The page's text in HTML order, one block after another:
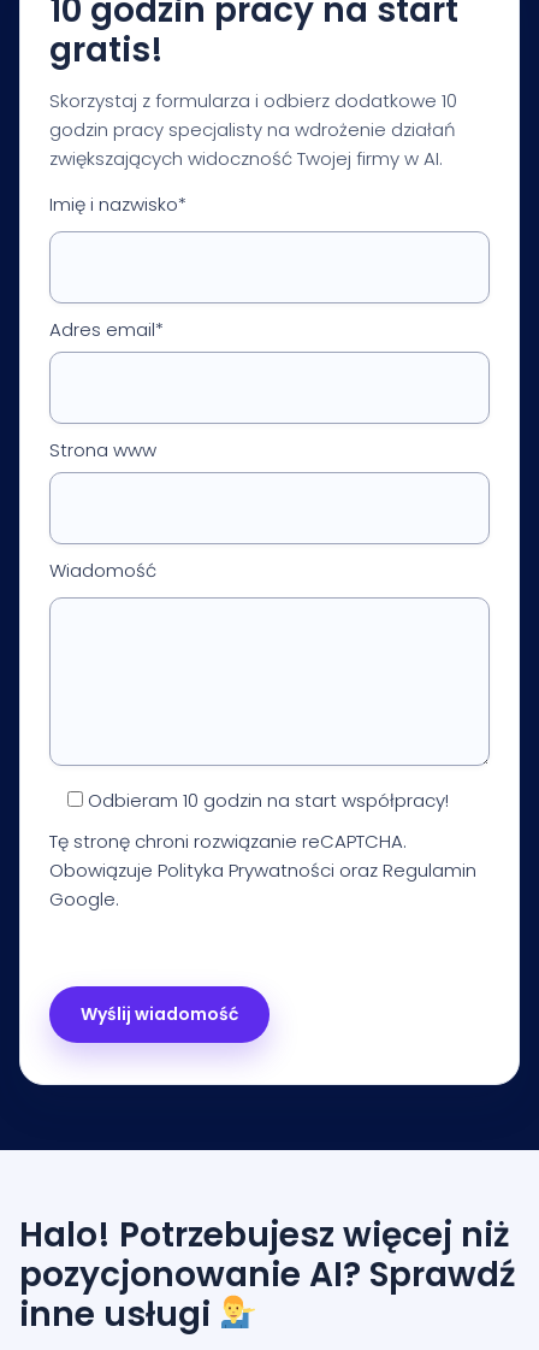
10 godzin pracy na start
gratis!
Skorzystaj z formularza i odbierz dodatkowe 10
godzin pracy specjalisty na wdrożenie działań
zwiększających widoczność Twojej firmy w AI.
Imię i nazwisko*
Adres email*
Strona www
Wiadomość
Odbieram 10 godzin na start współpracy!
Tę stronę chroni rozwiązanie reCAPTCHA.
Obowiązuje Polityka Prywatności orazRegulamin
Google.
Halo! Potrzebujesz więcej niż
pozycjonowanie AI? Sprawdź
inne usługi